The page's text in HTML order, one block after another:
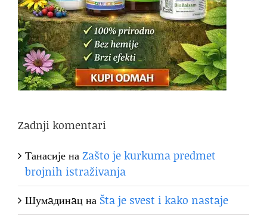
Zadnji komentari
ТанасијенаZašto je kurkuma predmet
brojnih istraživanja
Шумaдинaцна Šta je svest i kako nastaje